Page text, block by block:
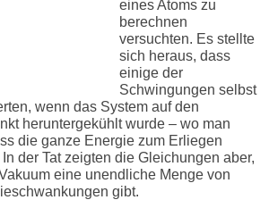
eines Atoms zu
berechnen
versuchten. Es stellte
sich heraus, dass
einige der
Schwingungen selbst
wenn das System auf den
heruntergekühlt wurde – wo man
die ganze Energie zum Erliegen
der Tat zeigten die Gleichungen aber,
eine unendliche Menge von
gibt.